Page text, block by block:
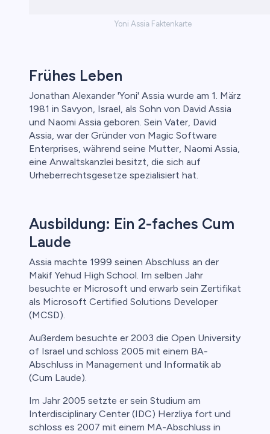
Yoni Assia Faktenkarte
Frühes Leben
Jonathan Alexander 'Yoni' Assia wurde am 1. März
1981 in Savyon, Israel, als Sohn von David Assia
und Naomi Assia geboren. Sein Vater, David
Assia, war der Gründer von Magic Software
Enterprises, während seine Mutter, Naomi Assia,
eine Anwaltskanzlei besitzt, die sich auf
Urheberrechtsgesetze spezialisiert hat.
Ausbildung: Ein 2-faches Cum
Laude
Assia machte 1999 seinen Abschluss an der
Makif Yehud High School. Im selben Jahr
besuchte er Microsoft und erwarb sein Zertifikat
als Microsoft Certified Solutions Developer
(MCSD).
Außerdem besuchte er 2003 die Open University
of Israel und schloss 2005 mit einem BA-
Abschluss in Management und Informatik ab
(Cum Laude).
Im Jahr 2005 setzte er sein Studium am
Interdisciplinary Center (IDC) Herzliya fort und
schloss es 2007 mit einem MA-Abschluss in